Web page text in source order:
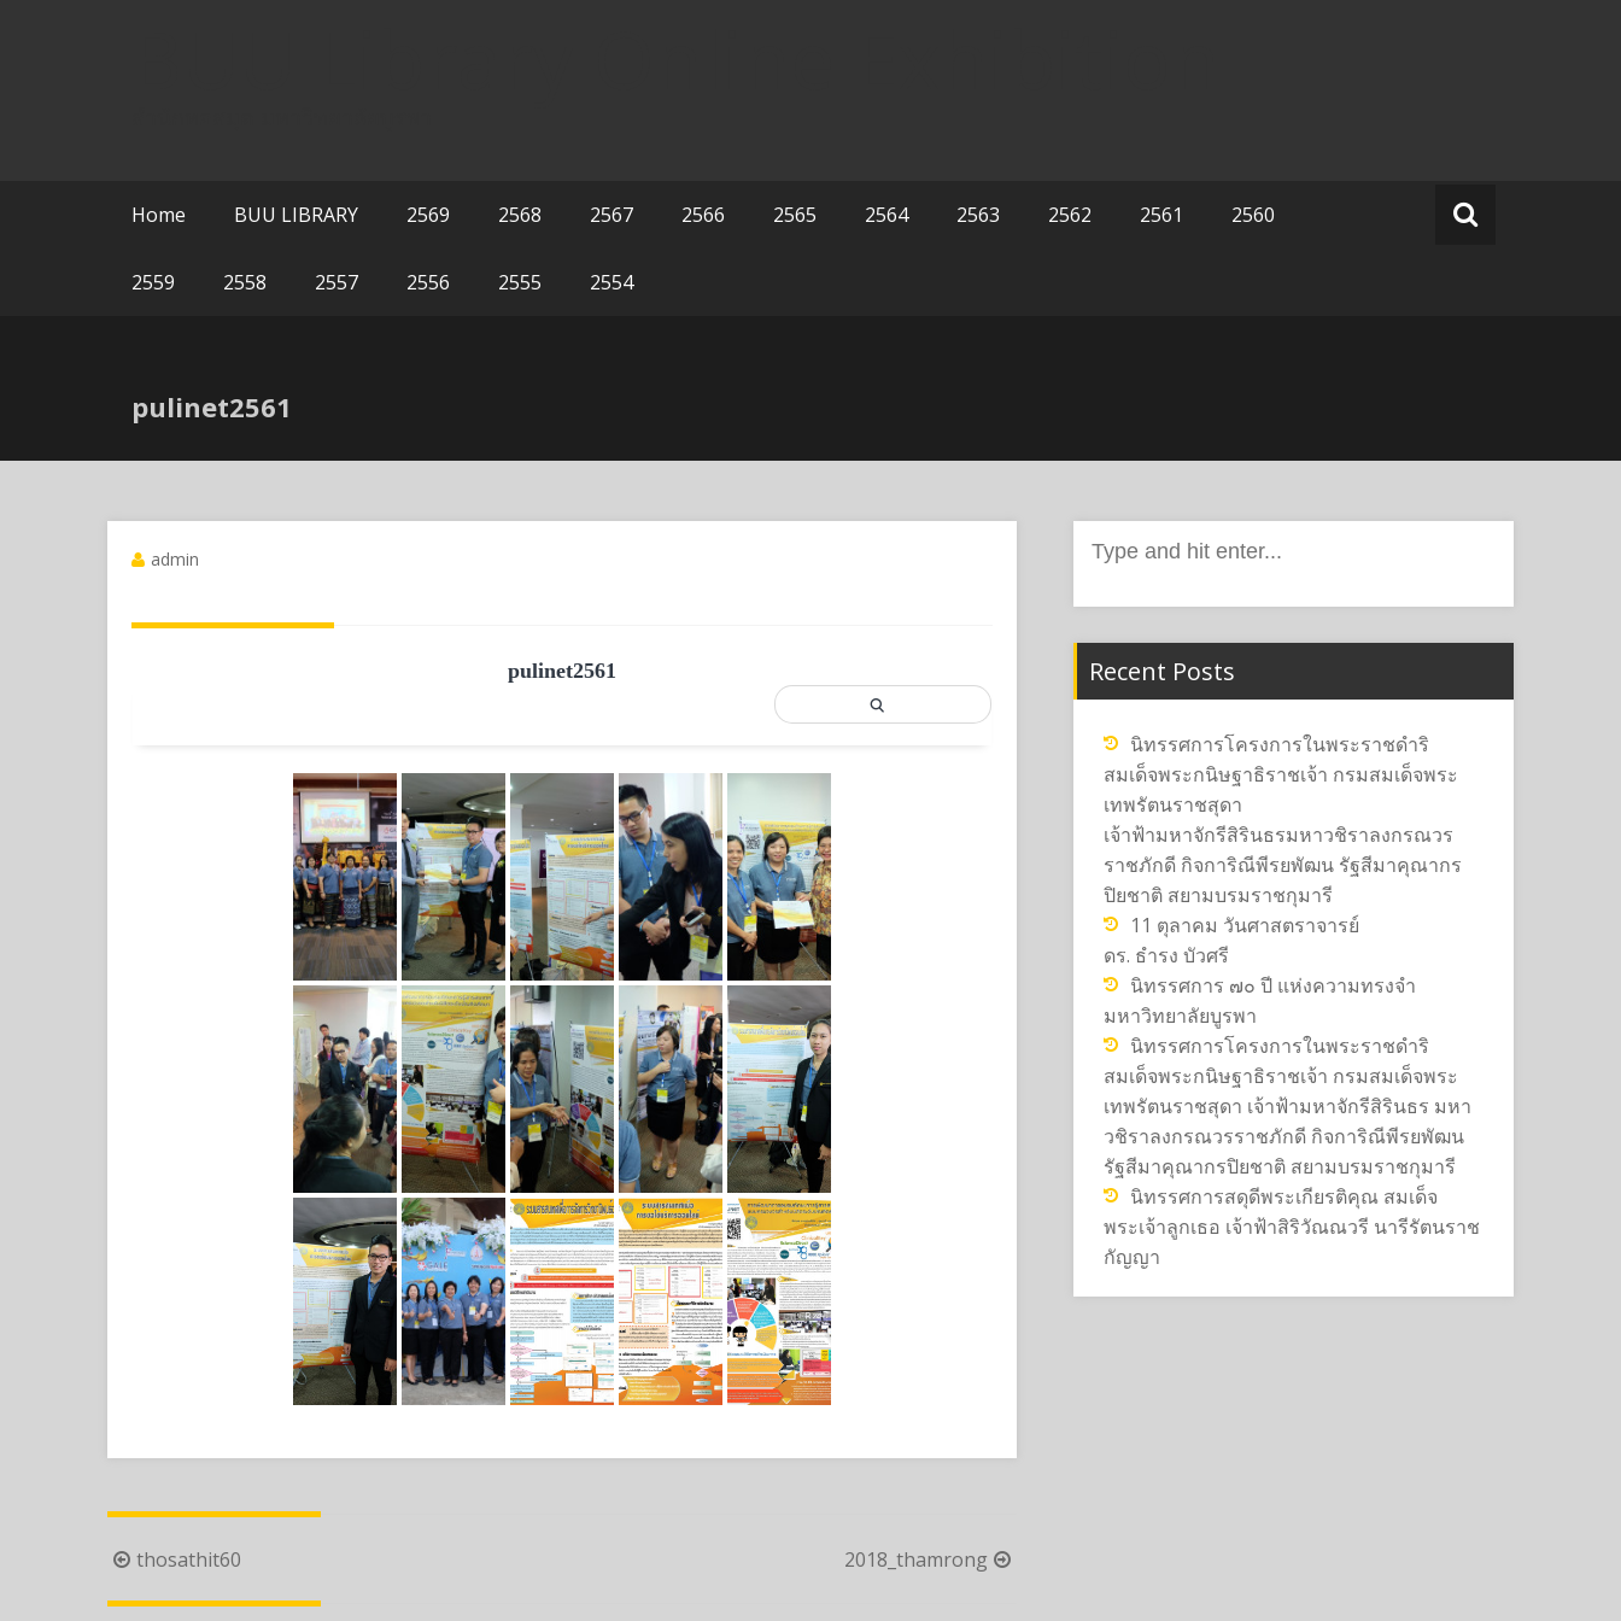
Home BUU LIBRARY 2569 2568 2567 2566 2565 2564 2563 2562 2561 2560
2559 2558 2557 2556 2555 2554
pulinet2561
admin
pulinet2561
Post
navigation
thosathit60 2018_thamrong
for:
Recent Posts
นิทรรศการโครงการในพระราชดำริ
สมเด็จพระกนิษฐาธิราชเจ้า กรมสมเด็จพระ
เทพรัตนราชสุดา
เจ้าฟ้ามหาจักรีสิรินธรมหาวชิราลงกรณวร
ราชภักดี กิจการิณีพีรยพัฒน รัฐสีมาคุณากร
ปิยชาติ สยามบรมราชกุมารี
11 ตุลาคม วันศาสตราจารย์
ดร. ธำรง บัวศรี
นิทรรศการ ๗๐ ปี แห่งความทรงจำ
มหาวิทยาลัยบูรพา
นิทรรศการโครงการในพระราชดำริ
สมเด็จพระกนิษฐาธิราชเจ้า กรมสมเด็จพระ
เทพรัตนราชสุดา เจ้าฟ้ามหาจักรีสิรินธร มหา
วชิราลงกรณวรราชภักดี กิจการิณีพีรยพัฒน
รัฐสีมาคุณากรปิยชาติ สยามบรมราชกุมารี
นิทรรศการสดุดีพระเกียรติคุณ สมเด็จ
พระเจ้าลูกเธอ เจ้าฟ้าสิริวัณณวรี นารีรัตนราช
กัญญา